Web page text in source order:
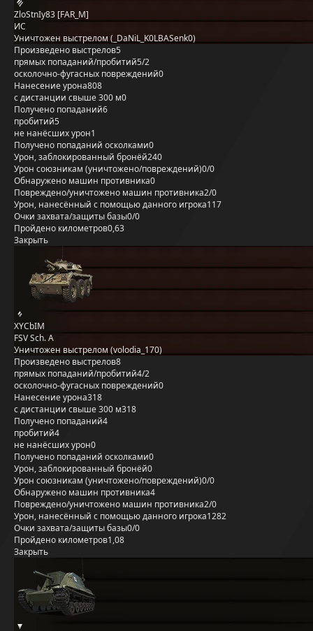
ZloStnIy83 [FAR_M]
ИС
Уничтожен выстрелом (_DaNiL_K0LBASenk0)
Произведено выстрелов5
прямых попаданий/пробитий5/2
осколочно-фугасных повреждений0
Нанесение урона808
с дистанции свыше 300 м0
Получено попаданий6
пробитий5
не нанёсших урон1
Получено попаданий осколками0
Урон, заблокированный бронёй240
Урон союзникам (уничтожено/повреждений)0/0
Обнаружено машин противника0
Повреждено/уничтожено машин противника2/0
Урон, нанесённый с помощью данного игрока117
Очки захвата/защиты базы0/0
Пройдено километров0,63
Закрыть
XYCbIM
FSV Sch. A
Уничтожен выстрелом (volodia_170)
Произведено выстрелов8
прямых попаданий/пробитий4/2
осколочно-фугасных повреждений0
Нанесение урона318
с дистанции свыше 300 м318
Получено попаданий4
пробитий4
не нанёсших урон0
Получено попаданий осколками0
Урон, заблокированный бронёй0
Урон союзникам (уничтожено/повреждений)0/0
Обнаружено машин противника4
Повреждено/уничтожено машин противника2/0
Урон, нанесённый с помощью данного игрока1282
Очки захвата/защиты базы0/0
Пройдено километров1,08
Закрыть